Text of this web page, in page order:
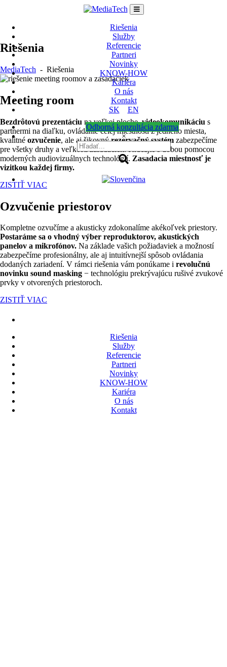
Riešenia
Služby
Referencie
Partneri
Novinky
KNOW-HOW
Kariéra
O nás
Kontakt
SK
EN
Odborná konzultácia zdarma
×
Riešenia
Služby
Referencie
Partneri
Novinky
KNOW-HOW
Kariéra
O nás
Kontakt
Riešenia
MediaTech - Riešenia
Meeting room
Bezdrôtovú prezentáciu na veľkej ploche,videokomunikáciu s
partnermi na diaľku, ovládanie celej miestnosti z jedného miesta,
kvalitné ozvučenie, ale aj šikovnýrezervačný systém zabezpečíme
pre všetky druhy a veľkosti zasadačiek. Kráčajte s dobou pomocou
moderných audiovizuálnych technológií. Zasadacia miestnosť je
vizitkou každej firmy.
ZISTIŤ VIAC
Ozvučenie priestorov
Kompletne ozvučíme a akusticky zdokonalíme akékoľvek priestory.
Postaráme sa o vhodný výber reproduktorov, akustických
panelov a mikrofónov. Na základe vašich požiadaviek a možností
zabezpečíme profesionálny, ale aj intuitívnejší spôsob ovládania
dodaných zariadení. V rámci riešenia vám ponúkame i revolučnú
novinku sound masking − technológiu prekrývajúcu rušivé zvukové
prvky v otvorených priestoroch.
ZISTIŤ VIAC